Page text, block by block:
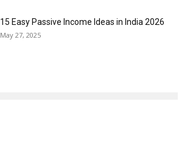
15 Easy Passive Income Ideas in India 2026
May 27, 2025